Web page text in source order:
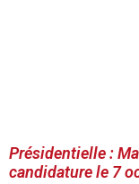
Présidentielle :
candidature le 7